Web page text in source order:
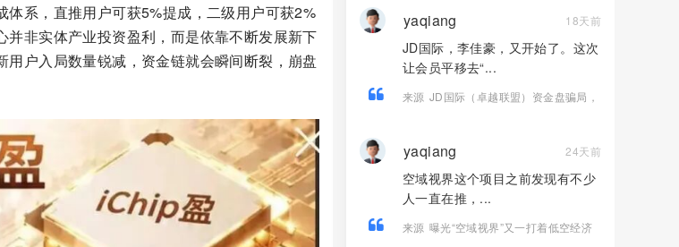
系，直推用户可获5%提成，二级用户可获2%
非实体产业投资盈利，而是依靠不断发展新下
户入局数量锐减，资金链就会瞬间断裂，崩盘
yaqiang 18天前
JD国际，李佳豪，又开始了。这次
让会员平移去“...
来源 JD国际（卓越联盟）资金盘骗局，
yaqiang 24天前
空域视界这个项目之前发现有不少
人一直在推，...
来源 曝光“空域视界”又一打着低空经济